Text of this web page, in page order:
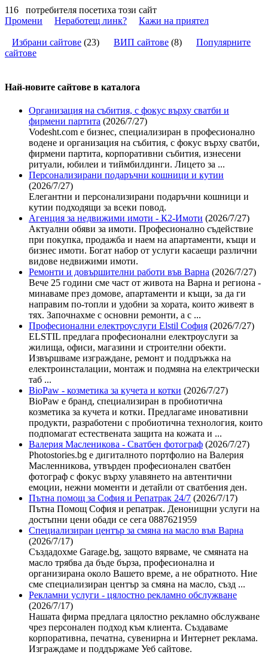
116 потребителя посетиха този сайт
Промени
Неработещ линк? Кажи на приятел
Избрани сайтове (23) ВИП сайтове (8) Популярните
сайтове
Най-новите сайтoве в каталога
Организация на събития, с фокус върху сватби и
фирмени партита (2026/7/27)
Vodesht.com е бизнес, специализиран в професионално
водене и организация на събития, с фокус върху сватби,
фирмени партита, корпоративни събития, изнесени
ритуали, юбилеи и тиймбилдинги. Лицето за ...
Персонализирани подаръчни кошници и кутии
(2026/7/27)
Елегантни и персонализирани подаръчни кошници и
кутии подходящи за всеки повод.
Агенция за недвижими имоти - К2-Имоти (2026/7/27)
Актуални обяви за имоти. Професионално съдействие
при покупка, продажба и наем на апартаменти, къщи и
бизнес имоти. Богат набор от услуги касаещи различни
видове недвижими имоти.
Ремонти и довършителни работи във Варна (2026/7/27)
Вече 25 години сме част от живота на Варна и региона -
минаваме през домове, апартаменти и къщи, за да ги
направим по-топли и удобни за хората, които живеят в
тях. Започнахме с основни ремонти, а с ...
Професионални електроуслуги Elstil София (2026/7/27)
ELSTIL предлага професионални електроуслуги за
жилища, офиси, магазини и строителни обекти.
Извършваме изграждане, ремонт и поддръжка на
електроинсталации, монтаж и подмяна на електрически
таб ...
BioPaw - козметика за кучета и котки (2026/7/27)
BioPaw е бранд, специализиран в пробиотична
козметика за кучета и котки. Предлагаме иновативни
продукти, разработени с пробиотична технология, които
подпомагат естествената защита на кожата и ...
Валерия Масленикова - Сватбен фотограф (2026/7/27)
Photostories.bg е дигиталното портфолио на Валерия
Масленникова, утвърден професионален сватбен
фотограф с фокус върху улавянето на автентични
емоции, нежни моменти и детайли от сватбения ден.
Пътна помощ за София и Репатрак 24/7 (2026/7/17)
Пътна Помощ София и репатрак. Денонищни услуги на
достъпни цени обади се сега 0887621959
Специализиран център за смяна на масло във Варна
(2026/7/17)
Създадохме Garage.bg, защото вярваме, че смяната на
масло трябва да бъде бърза, професионална и
организирана около Вашето време, а не обратното. Ние
сме специализиран център за смяна на масло, създ ...
Рекламни услуги - цялостно рекламно обслужване
(2026/7/17)
Нашата фирма предлага цялостно рекламно обслужване
чрез персонален подход към клиента. Създаваме
корпоративна, печатна, сувенирна и Интернет реклама.
Изграждаме и поддържаме Уеб сайтове.